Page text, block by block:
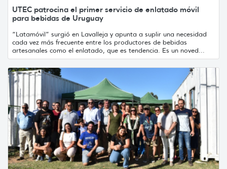
UTEC patrocina el primer servicio de enlatado móvil
para bebidas de Uruguay
“Latamóvil” surgió en Lavalleja y apunta a suplir una necesidad
cada vez más frecuente entre los productores de bebidas
artesanales como el enlatado, que es tendencia. Es un noved...